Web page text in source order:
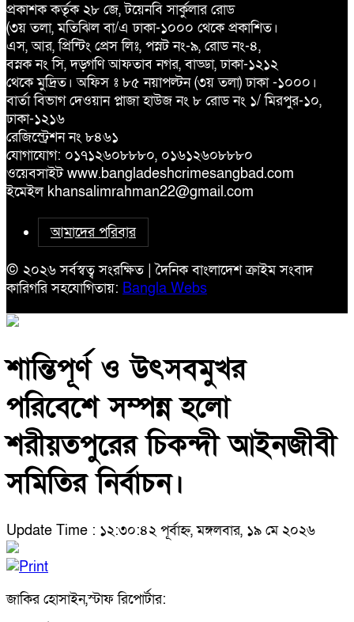
প্রকাশক কর্তৃক ২৮ জে, টয়েনবি সার্কুলার রোড
(৩য় তলা, মতিঝিল বা/এ ঢাকা-১০০০ থেকে প্রকাশিত।
এস, আর, প্রিন্টিং প্রেস লিঃ, পস্নট নং-৯, রোড নং-৪,
বস্নক নং সি, দড়্গণি আফতাব নগর, বাড্ডা, ঢাকা-১২১২
থেকে মুদ্রিত। অফিস ঃ ৮৫ নয়াপল্টন (৩য় তলা) ঢাকা -১০০০।
বার্তা বিভাগ দেওয়ান প্লাজা হাউজ নং ৮ রোড নং ১/ মিরপুর-১০,
ঢাকা-১২১৬
রেজিস্ট্রেশন নং ৮৪৬১
যোগাযোগ: ০১৭১২৬০৮৮৮০, ০১৬১২৬০৮৮৮০
ওয়েবসাইট www.bangladeshcrimesangbad.com
ইমেইল khansalimrahman22@gmail.com
আমাদের পরিবার
© ২০২৬ সর্বস্বত্ব সংরক্ষিত | দৈনিক বাংলাদেশ ক্রাইম সংবাদ
কারিগরি সহযোগিতায়: Bangla Webs
শান্তিপূর্ণ ও উৎসবমুখর
পরিবেশে সম্পন্ন হলো
শরীয়তপুরের চিকন্দী আইনজীবী
সমিতির নির্বাচন।
Update Time : ১২:৩০:৪২ পূর্বাহ্ন, মঙ্গলবার, ১৯ মে ২০২৬
জাকির হোসাইন,স্টাফ রিপোর্টার: